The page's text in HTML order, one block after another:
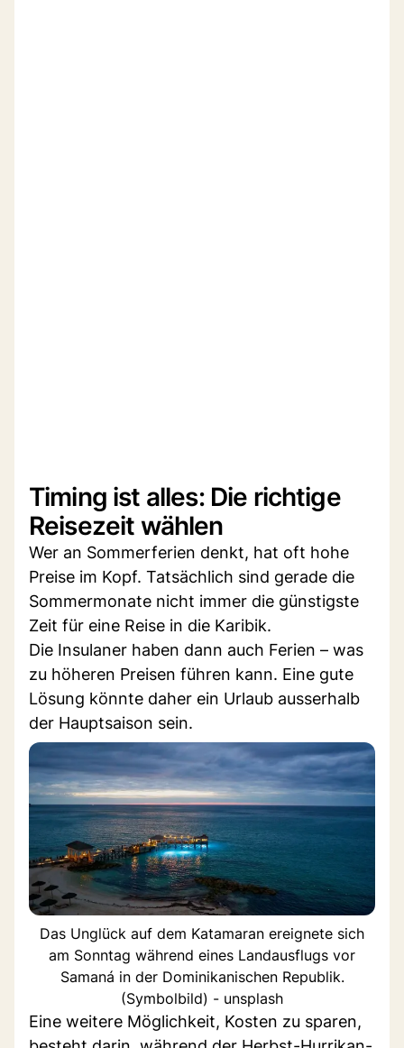
Timing ist alles: Die richtige
Reisezeit wählen
Wer an Sommerferien denkt, hat oft hohe
Preise im Kopf. Tatsächlich sind gerade die
Sommermonate nicht immer die günstigste
Zeit für eine Reise in die Karibik.
Die Insulaner haben dann auch Ferien – was
zu höheren Preisen führen kann. Eine gute
Lösung könnte daher ein Urlaub ausserhalb
der Hauptsaison sein.
Das Unglück auf dem Katamaran ereignete sich
am Sonntag während eines Landausflugs vor
Samaná in der Dominikanischen Republik.
(Symbolbild) - unsplash
Eine weitere Möglichkeit, Kosten zu sparen,